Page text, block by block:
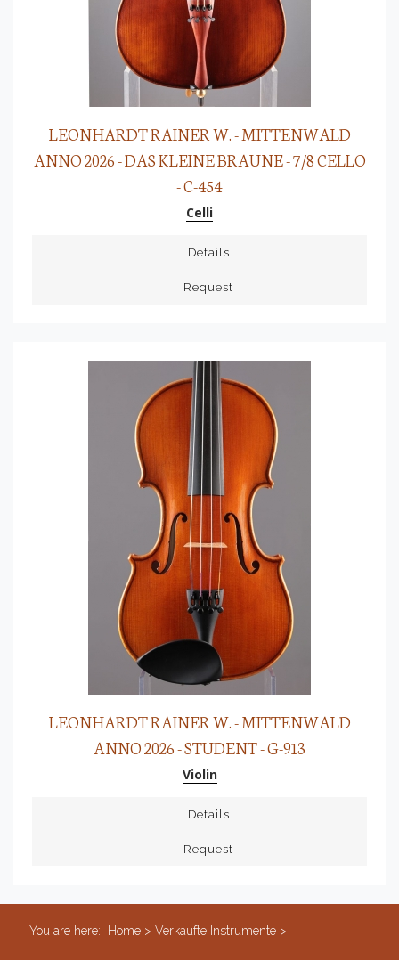
LEONHARDT RAINER W. - MITTENWALD
ANNO 2026 - DAS KLEINE BRAUNE - 7/8 CELLO
- C-454
Celli
Details
Request
LEONHARDT RAINER W. - MITTENWALD
ANNO 2026 - STUDENT - G-913
Violin
Details
Request
You are here: Home > Verkaufte Instrumente >